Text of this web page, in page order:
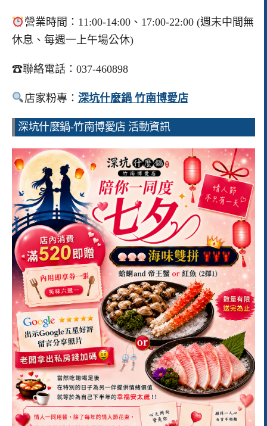
營業時間：11:00-14:00、17:00-22:00 (週末中間無
休息、每週一上午場公休)
☎聯絡電話：037-460898
店家粉專： 深坑什麼鍋 竹南博愛店
深坑什麼鍋-竹南博愛店 活動資訊